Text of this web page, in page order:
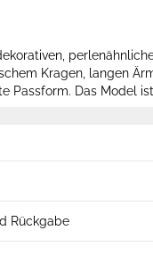
Kragen, langen
Passform. Das Model
Rückgabe